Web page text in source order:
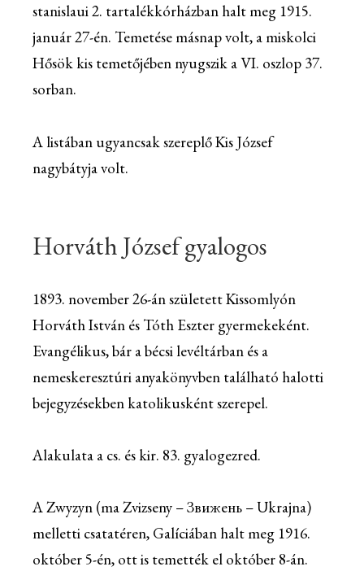
stanislaui 2. tartalékkórházban halt meg 1915.
január 27-én. Temetése másnap volt, a miskolci
Hősök kis temetőjében nyugszik a VI. oszlop 37.
sorban.
A listában ugyancsak szereplő Kis József
nagybátyja volt.
Horváth József gyalogos
1893. november 26-án született Kissomlyón
Horváth István és Tóth Eszter gyermekeként.
Evangélikus, bár a bécsi levéltárban és a
nemeskeresztúri anyakönyvben található halotti
bejegyzésekben katolikusként szerepel.
Alakulata a cs. és kir. 83. gyalogezred.
A Zwyzyn (ma Zvizseny – Звижень – Ukrajna)
melletti csatatéren, Galíciában halt meg 1916.
október 5-én, ott is temették el október 8-án.